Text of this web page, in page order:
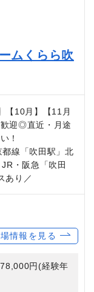
ムくらら吹
【10月】【11月
迎◎直近・月途
！
線「吹田駅」北
・阪急「吹田
あり／
情報を見る
円(経験年